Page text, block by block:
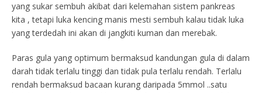
yang sukar sembuh akibat dari kelemahan sistem pankreas
kita , tetapi luka kencing manis mesti sembuh kalau tidak luka
yang terdedah ini akan di jangkiti kuman dan merebak.
Paras gula yang optimum bermaksud kandungan gula di dalam
darah tidak terlalu tinggi dan tidak pula terlalu rendah. Terlalu
rendah bermaksud bacaan kurang daripada 5mmol ..satu